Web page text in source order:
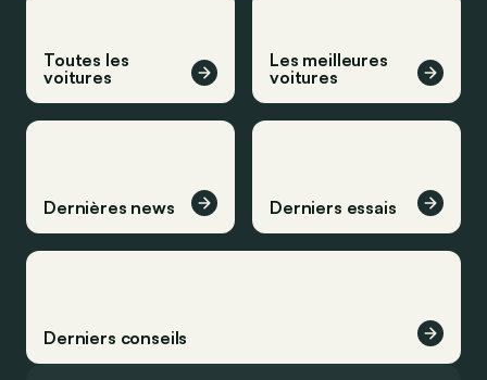
Toutes les
voitures
Les meilleures
voitures
Dernières news Derniers essais
Derniers conseils